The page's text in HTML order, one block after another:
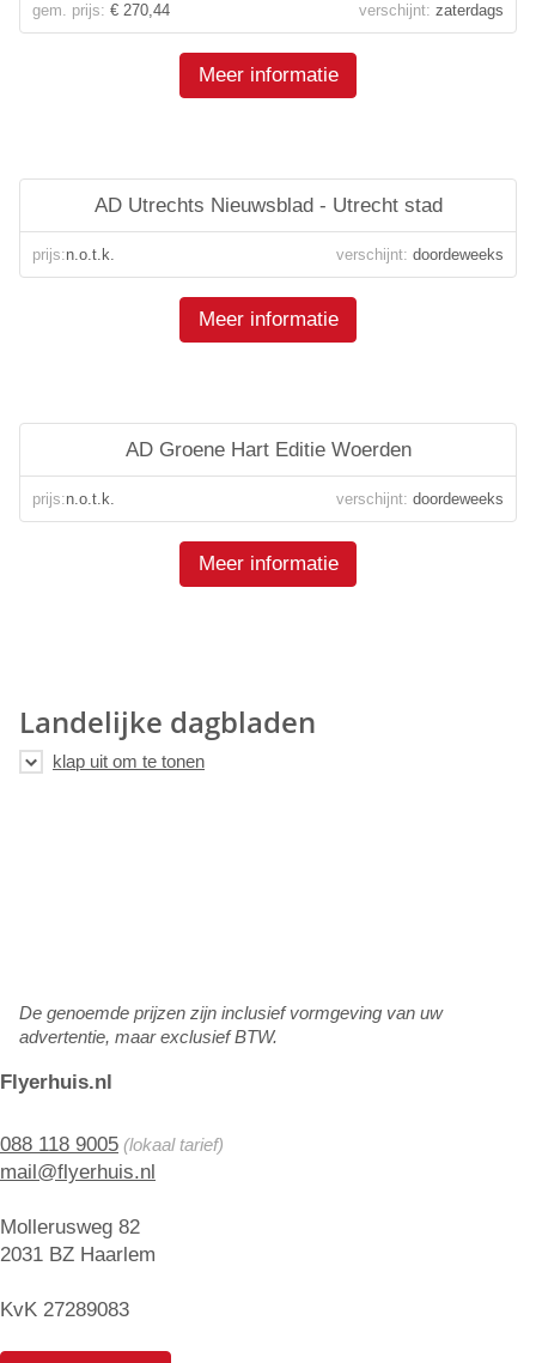
Flyerhuis.nl
088 118 9005 (lokaal tarief)
mail@flyerhuis.nl
Mollerusweg 82
2031 BZ Haarlem
KvK 27289083
gem. prijs: € 270,44 verschijnt: zaterdags
Meer informatie
AD Utrechts Nieuwsblad - Utrecht stad
prijs:n.o.t.k. verschijnt: doordeweeks
Meer informatie
AD Groene Hart Editie Woerden
prijs:n.o.t.k. verschijnt: doordeweeks
Meer informatie
Landelijke dagbladen
De genoemde prijzen zijn inclusief vormgeving van uw
advertentie, maar exclusief BTW.